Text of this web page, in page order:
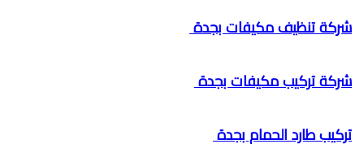
شركة تنظيف مكيفات بجدة
شركة تركيب مكيفات بجدة
تركيب طارد الحمام بجدة